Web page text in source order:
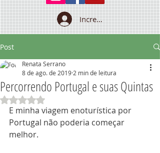
Increva-se
Post
Percorrendo Portugal e suas Quintas
Renata Serrano
8 de ago. de 2019 2 min de leitura
Avaliado com NaN de 5 estrelas.
E minha viagem enoturística por
Portugal não poderia começar
melhor.